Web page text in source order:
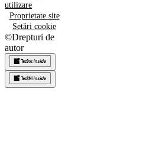
utilizare
Proprietate site
Setări cookie
©Drepturi de
autor